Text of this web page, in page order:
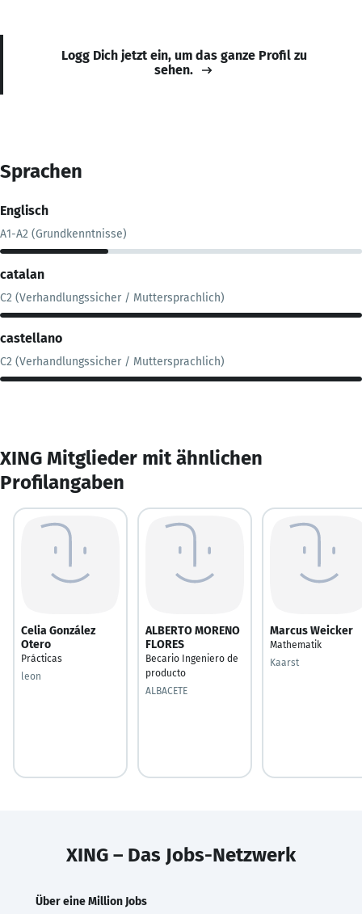
Logg Dich jetzt ein, um das ganze Profil zu
sehen.
Sprachen
Englisch
A1-A2 (Grundkenntnisse)
catalan
C2 (Verhandlungssicher / Muttersprachlich)
castellano
C2 (Verhandlungssicher / Muttersprachlich)
XING Mitglieder mit ähnlichen
Profilangaben
Celia González
Otero
Prácticas
leon
ALBERTO MORENO
FLORES
Becario Ingeniero de
producto
ALBACETE
Marcus Weicker
Mathematik
Kaarst
XING – Das Jobs-Netzwerk
Über eine Million Jobs